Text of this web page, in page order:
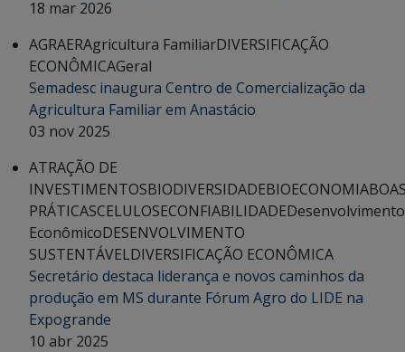
18 mar 2026
AGRAERAgricultura FamiliarDIVERSIFICAÇÃO
ECONÔMICAGeral
Semadesc inaugura Centro de Comercialização da
Agricultura Familiar em Anastácio
03 nov 2025
ATRAÇÃO DE
INVESTIMENTOSBIODIVERSIDADEBIOECONOMIA
PRÁTICASCELULOSECONFIABILIDADEDesenvolvimento
EconômicoDESENVOLVIMENTO
SUSTENTÁVELDIVERSIFICAÇÃO ECONÔMICA
Secretário destaca liderança e novos caminhos da
produção em MS durante Fórum Agro do LIDE na
Expogrande
10 abr 2025